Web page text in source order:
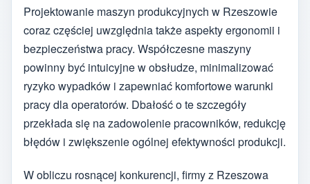
Projektowanie maszyn produkcyjnych w Rzeszowie
coraz częściej uwzględnia także aspekty ergonomii i
bezpieczeństwa pracy. Współczesne maszyny
powinny być intuicyjne w obsłudze, minimalizować
ryzyko wypadków i zapewniać komfortowe warunki
pracy dla operatorów. Dbałość o te szczegóły
przekłada się na zadowolenie pracowników, redukcję
błędów i zwiększenie ogólnej efektywności produkcji.
W obliczu rosnącej konkurencji, firmy z Rzeszowa